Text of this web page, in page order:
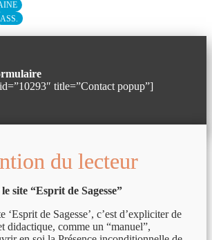
ASS.
title=”Contact popup”]
du lecteur
site “Esprit de Sagesse”
‘Esprit de Sagesse’, c’est d’expliciter de
didactique, comme un “manuel”,